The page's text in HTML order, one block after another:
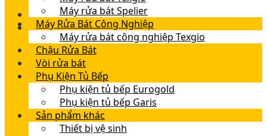
Máy rửa bát Spelier
Máy Rửa Bát Công Nghiệp
Máy rửa bát công nghiệp Texgio
Chậu Rửa Bát
Vòi rửa bát
Phụ Kiện Tủ Bếp
Phụ kiện tủ bếp Eurogold
Phụ kiện tủ bếp Garis
Sản phẩm khác
Thiết bị vệ sinh